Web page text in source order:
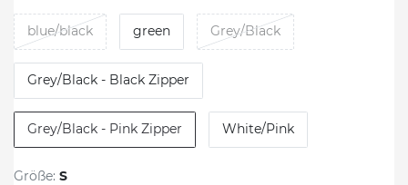
blue/black green Grey/Black
Grey/Black - Black Zipper
Grey/Black - Pink Zipper White/Pink
Größe: S